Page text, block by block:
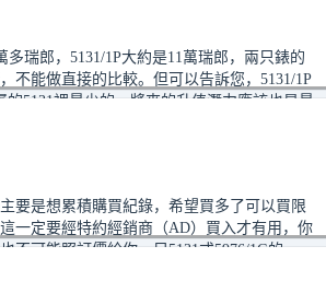
多瑞郎，5131/1P大約是11萬瑞郎，兩只錶的
不能做直接的比較。但可以告訴您，5131/1P
的5131裡最少的，將來的升值潛力應該也是最
要是想累積購買紀錄，希望買多了可以買限
一定要經特約經銷商（AD）買入才有用，你
不可能照訂價給你一只5131或5976/1G的。